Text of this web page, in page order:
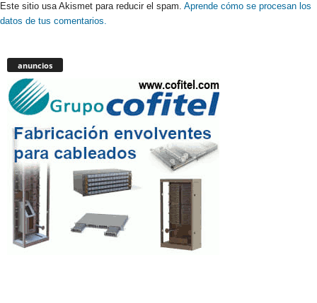
Este sitio usa Akismet para reducir el spam. Aprende cómo se procesan los
datos de tus comentarios.
anuncios